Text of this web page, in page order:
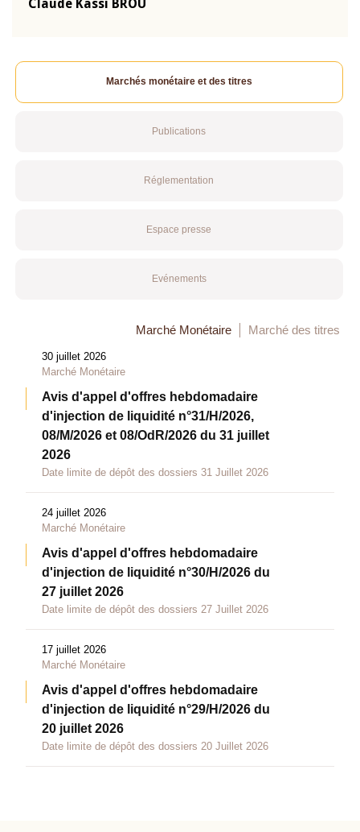
Claude Kassi BROU
Marchés monétaire et des titres
Publications
Réglementation
Espace presse
Evénements
Marché Monétaire Marché des titres
30 juillet 2026
Marché Monétaire
Avis d'appel d'offres hebdomadaire
d'injection de liquidité n°31/H/2026,
08/M/2026 et 08/OdR/2026 du 31 juillet
2026
Date limite de dépôt des dossiers 31 Juillet 2026
24 juillet 2026
Marché Monétaire
Avis d'appel d'offres hebdomadaire
d'injection de liquidité n°30/H/2026 du
27 juillet 2026
Date limite de dépôt des dossiers 27 Juillet 2026
17 juillet 2026
Marché Monétaire
Avis d'appel d'offres hebdomadaire
d'injection de liquidité n°29/H/2026 du
20 juillet 2026
Date limite de dépôt des dossiers 20 Juillet 2026